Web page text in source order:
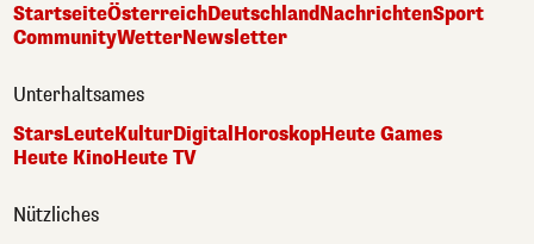
StartseiteÖsterreichDeutschlandNachrichtenSport
CommunityWetterNewsletter
Unterhaltsames
StarsLeuteKulturDigital HoroskopHeute Games
Heute KinoHeute TV
Nützliches